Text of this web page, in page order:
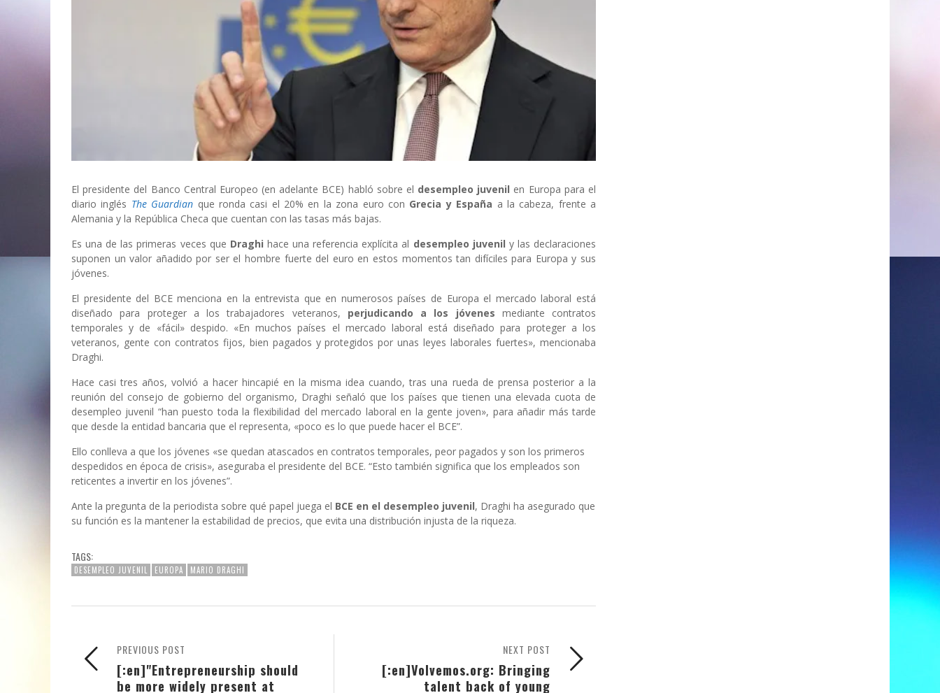
El presidente del Banco Central Europeo (en adelante BCE) habló sobre el desempleo juvenil en Europa para el
diario inglés The Guardian que ronda casi el 20% en la zona euro con Grecia y España a la cabeza, frente a
Alemania y la República Checa que cuentan con las tasas más bajas.
Es una de las primeras veces que Draghi hace una referencia explícita al desempleo juvenil y las declaraciones
suponen un valor añadido por ser el hombre fuerte del euro en estos momentos tan difíciles para Europa y sus
jóvenes.
El presidente del BCE menciona en la entrevista que en numerosos países de Europa el mercado laboral está
diseñado para proteger a los trabajadores veteranos, perjudicando a los jóvenes mediante contratos
temporales y de «fácil» despido. «En muchos países el mercado laboral está diseñado para proteger a los
veteranos, gente con contratos fijos, bien pagados y protegidos por unas leyes laborales fuertes», mencionaba
Draghi.
Hace casi tres años, volvió a hacer hincapié en la misma idea cuando, tras una rueda de prensa posterior a la
reunión del consejo de gobierno del organismo, Draghi señaló que los países que tienen una elevada cuota de
desempleo juvenil “han puesto toda la flexibilidad del mercado laboral en la gente joven», para añadir más tarde
que desde la entidad bancaria que el representa, «poco es lo que puede hacer el BCE”.
Ello conlleva a que los jóvenes «se quedan atascados en contratos temporales, peor pagados y son los primeros
despedidos en época de crisis», aseguraba el presidente del BCE. “Esto también significa que los empleados son
reticentes a invertir en los jóvenes”.
Ante la pregunta de la periodista sobre qué papel juega el BCE en el desempleo juvenil, Draghi ha asegurado que
su función es la mantener la estabilidad de precios, que evita una distribución injusta de la riqueza.
TAGS:
DESEMPLEO JUVENIL EUROPA MARIO DRAGHI
NEXT POST
[:en]Volvemos.org: Bringing
talent back of young
PREVIOUS POST
[:en]"Entrepreneurship should
be more widely present at